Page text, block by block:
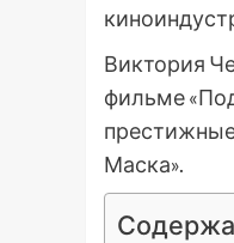
Виктория
фильме
Маска».